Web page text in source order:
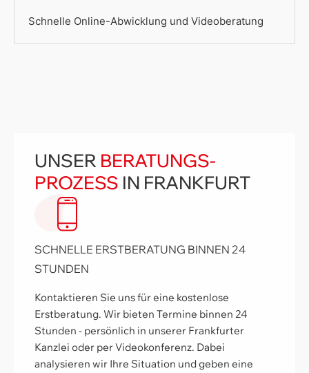
Schnelle Online-Abwicklung und Videoberatung
UNSER BERATUNGS­
PROZESS IN FRANKFURT
SCHNELLE ERSTBERATUNG BINNEN 24
STUNDEN
Kontaktieren Sie uns für eine kostenlose
Erstberatung. Wir bieten Termine binnen 24
Stunden - persönlich in unserer Frankfurter
Kanzlei oder per Videokonferenz. Dabei
analysieren wir Ihre Situation und geben eine